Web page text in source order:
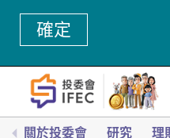
確定
關於投委會 研究 理